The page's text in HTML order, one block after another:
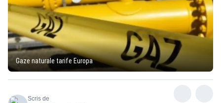
Gaze naturale tarife Europa
Scris de